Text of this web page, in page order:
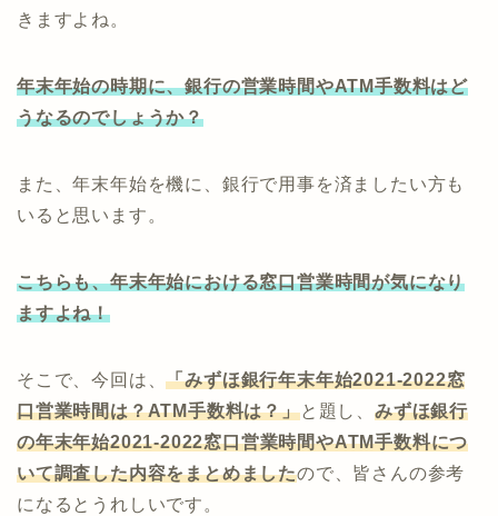
きますよね。
年末年始の時期に、銀行の営業時間やATM手数料はど
うなるのでしょうか？
また、年末年始を機に、銀行で用事を済ましたい方も
いると思います。
こちらも、年末年始における窓口営業時間が気になり
ますよね！
そこで、今回は、「みずほ銀行年末年始2021-2022窓
口営業時間は？ATM手数料は？」と題し、みずほ銀行
の年末年始2021-2022窓口営業時間やATM手数料につ
いて調査した内容をまとめましたので、皆さんの参考
になるとうれしいです。